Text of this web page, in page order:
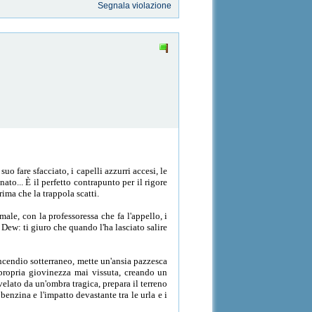
Segnala violazione
fare sfacciato, i capelli azzurri accesi, le
È il perfetto contrapunto per il rigore
che la trappola scatti.
con la professoressa che fa l'appello, i
ti giuro che quando l'ha lasciato salire
sotterraneo, mette un'ansia pazzesca
giovinezza mai vissuta, creando un
da un'ombra tragica, prepara il terreno
e l'impatto devastante tra le urla e i